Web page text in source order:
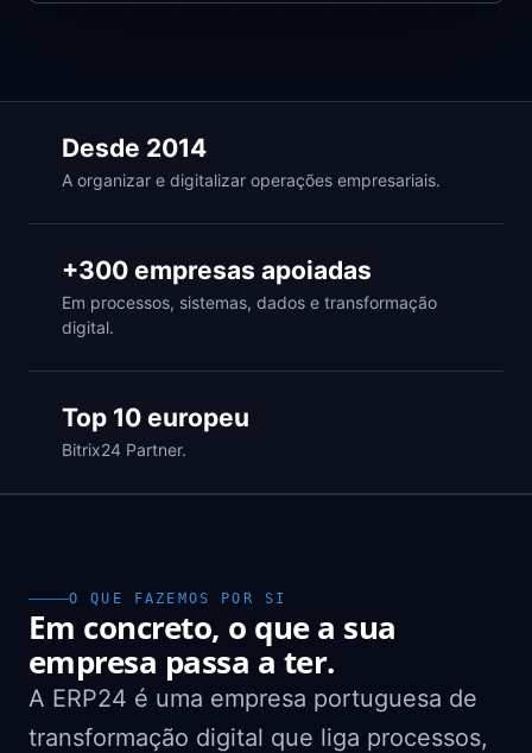
Desde 2014
A organizar e digitalizar operações empresariais.
+300 empresas apoiadas
Em processos, sistemas, dados e transformação
digital.
Top 10 europeu
Bitrix24 Partner.
O QUE FAZEMOS POR SI
Em concreto, o que a sua
empresa passa a ter.
A ERP24 é uma empresa portuguesa de
transformação digital que liga processos,